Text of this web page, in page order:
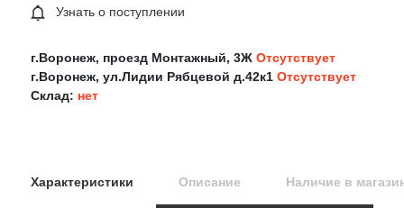
Узнать о поступлении
г.Воронеж, проезд Монтажный, 3Ж Отсутствует
г.Воронеж, ул.Лидии Рябцевой д.42к1 Отсутствует
Склад: нет
Характеристики Описание Наличие в